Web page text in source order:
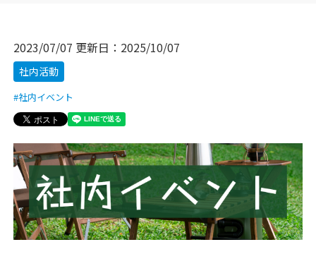
2023/07/07 更新日： 2025/10/07
社内活動
社内イベント